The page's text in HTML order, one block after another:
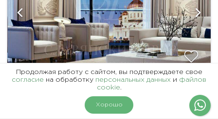
На карте
АРИСТОКРАТИЧНЫЙ КЛУБНЫЙ ДОМ НА
ПРЕЧИСТЕНСКОЙ НАБЕРЕЖНОЙ
Продолжая работу с сайтом, вы подтверждаете свое
согласие на обработку персональных данных и файлов
cookie.
Хорошо